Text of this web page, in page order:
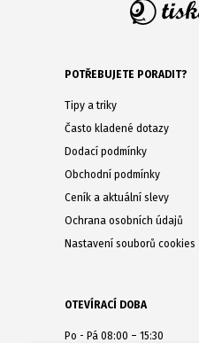
POTŘEBUJETE PORADIT?
Tipy a triky
Často kladené dotazy
Dodací podmínky
Obchodní podmínky
Ceník a aktuální slevy
Ochrana osobních údajů
Nastavení souborů cookies
OTEVÍRACÍ DOBA
Po - Pá 08:00 – 15:30